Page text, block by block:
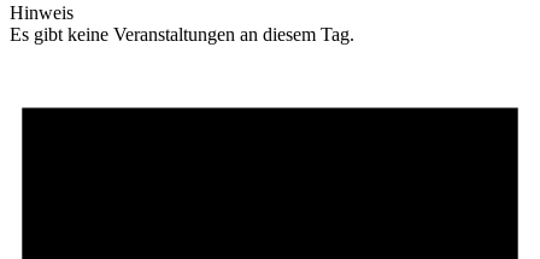
Hinweis
Es gibt keine Veranstaltungen an diesem Tag.